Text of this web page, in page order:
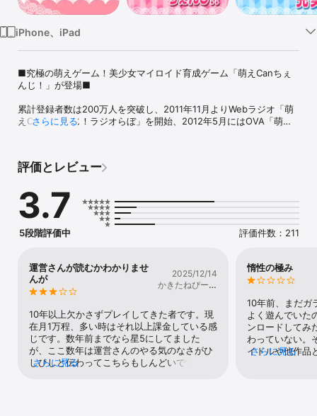
iPhone、iPad
■究極の萌えゲーム！美少女マイロイド育成ゲーム「萌えCanちぇ
んじ！」が登場■
累計登録者数は200万人を突破し、2011年11月よりWebラジオ「萌
えCanちぇんじ！ラジオらぼ」を開始、2012年5月にはOVA「萌え
ある日突然やってきたマイロイドと始まる同棲生活。
性格・見た目もあなた好み！理想の萌えを追求してみませんか？
マイロイドを自分好みに可愛く育てちゃう新感覚萌え萌え育成ゲー
ム！
題！！
マイロイドとおしゃべりしながら性格要素を伸ばして「妹・ツンデ
レ・ヤンデレ・小悪魔」など、自分好みにコーデしよう！
****ゲームの特徴****
■コスチュームちぇんじ！
髪型、顔、髪色、瞳色、衣装、アクセサリーなどなど
無数のコスチュームアイテムの中から好きなものをチョイスして、
着せ替えを楽しむことができます！
さらに見る
評価とレビュー
3.7
5段階評価中 評価件数：211
運営さんが読むかわかりませ
んが
2025/12/14
かきたねぴーな
10年以上欠かさずプレイしてきた者です。現
在月1万程、多い時はそれ以上課金している感
じです。数年前までなら星5にしてました
が、ここ数年は運営さんのやる気のなさがひ
しひしと伝わってこちらもしんどいです。す
さらに見る
惰性の極み
10年前、まだガ
よく遊んでいた
ンロードしてみ
わっていない。
イドルや他作品
さらに見る